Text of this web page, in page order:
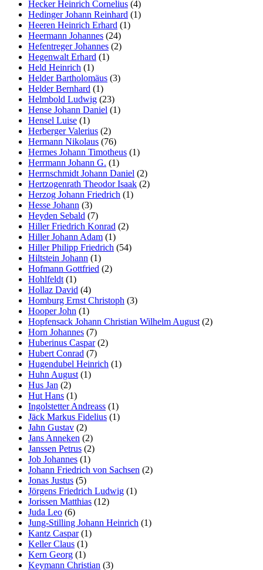
Hecker Heinrich Cornelius (4)
Hedinger Johann Reinhard (1)
Heeren Heinrich Erhard (1)
Heermann Johannes (24)
Hefentreger Johannes (2)
Hegenwalt Erhard (1)
Held Heinrich (1)
Helder Bartholomäus (3)
Helder Bernhard (1)
Helmbold Ludwig (23)
Hense Johann Daniel (1)
Hensel Luise (1)
Herberger Valerius (2)
Hermann Nikolaus (76)
Hermes Johann Timotheus (1)
Herrmann Johann G. (1)
Herrnschmidt Johann Daniel (2)
Hertzogenrath Theodor Isaak (2)
Herzog Johann Friedrich (1)
Hesse Johann (3)
Heyden Sebald (7)
Hiller Friedrich Konrad (2)
Hiller Johann Adam (1)
Hiller Philipp Friedrich (54)
Hiltstein Johann (1)
Hofmann Gottfried (2)
Hohlfeldt(1)
Hollaz David (4)
Homburg Ernst Christoph (3)
Hooper John (1)
Hopfensack Johann Christian Wilhelm August(2)
Horn Johannes (7)
Huberinus Caspar(2)
Hubert Conrad (7)
Hugendubel Heinrich (1)
Huhn August(1)
Hus Jan (2)
Hut Hans (1)
Ingolstetter Andreass (1)
Jäck Markus Fidelius (1)
Jahn Gustav (2)
Jans Anneken (2)
Janssen Petrus (2)
Job Johannes (1)
Johann Friedrich von Sachsen (2)
Jonas Justus (5)
Jörgens Friedrich Ludwig (1)
Jorissen Matthias (12)
Juda Leo (6)
Jung-Stilling Johann Heinrich (1)
Kantz Caspar(1)
Keller Claus (1)
Kern Georg (1)
Keymann Christian (3)